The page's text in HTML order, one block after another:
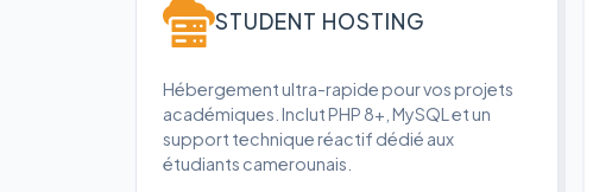
STUDENT HOSTING
Hébergement ultra-rapide pour vos projets
académiques. Inclut PHP 8+, MySQL et un
support technique réactif dédié aux
étudiants camerounais.